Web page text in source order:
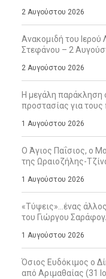
2 Αυγούστου 2026
Ανακομιδή του
Στεφάνου – 2
2 Αυγούστου 2026
Η μεγάλη παράκληση
προστασίας για τους
1 Αυγούστου 2026
Ο Άγιος Παΐσιος, ο
της Ωραιοζήλης-
1 Αυγούστου 2026
«Τύψεις»…ένας
του Γιώργου
1 Αυγούστου 2026
Όσιος Ευδόκιμος ο
από Αριμαθαίας (31